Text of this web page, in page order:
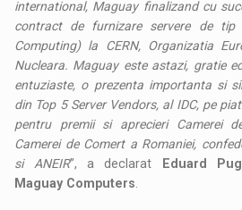
international, Maguay finalizand cu
contract de furnizare servere de tip
Computing) la CERN, Organizatia
Nucleara. Maguay este astazi, gratie
entuziaste, o prezenta importanta si
din Top 5 Server Vendors, al IDC, pe
pentru premii si aprecieri Camerei
Camerei de Comert a Romaniei,
si ANEIR”, a declarat
Eduard
Maguay Computers